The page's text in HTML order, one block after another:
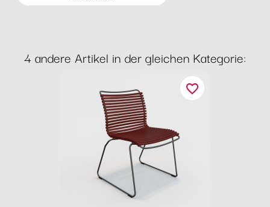
4 andere Artikel in der gleichen Kategorie:
favorite_border